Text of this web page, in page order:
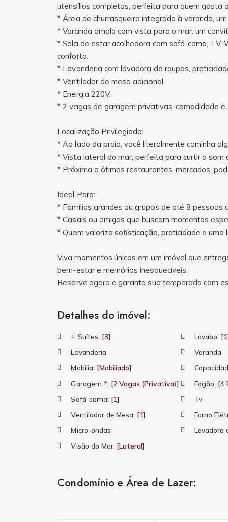
utensílios completos, perfeita para quem gosta
* Área de churrasqueira integrada à varanda,
* Varanda ampla com vista para o mar, um
* Sala de estar acolhedora com sofá-cama, TV,
conforto.
* Lavanderia com lavadora de roupas,
* Ventilador de mesa adicional.
* Energia 220V.
* 2 vagas de garagem privativas, comodidade
Localização Privilegiada:
* Ao lado da praia, você literalmente caminha
* Vista lateral do mar, perfeita para curtir o som
* Próxima a ótimos restaurantes, mercados,
Ideal Para:
* Famílias grandes ou grupos de até 8 pessoas
* Casais ou amigos que buscam momentos
* Quem valoriza sofisticação, praticidade e uma
Viva momentos únicos em um imóvel que
bem-estar e memórias inesquecíveis.
Reserve agora e garanta sua temporada com
Detalhes do imóvel:
+ Suítes: [3] Lavabo:
Lavanderia
Varanda
Mobilia: [Mobiliado]
Garagem *: [2 Vagas (Privativa)] Fogão: [4
Sofá-cama: [1] Tv
Ventilador de Mesa: [1] Forno
Micro-ondas
Lavadora
Visão do Mar: [Lateral]
Condomínio e Área de Lazer: